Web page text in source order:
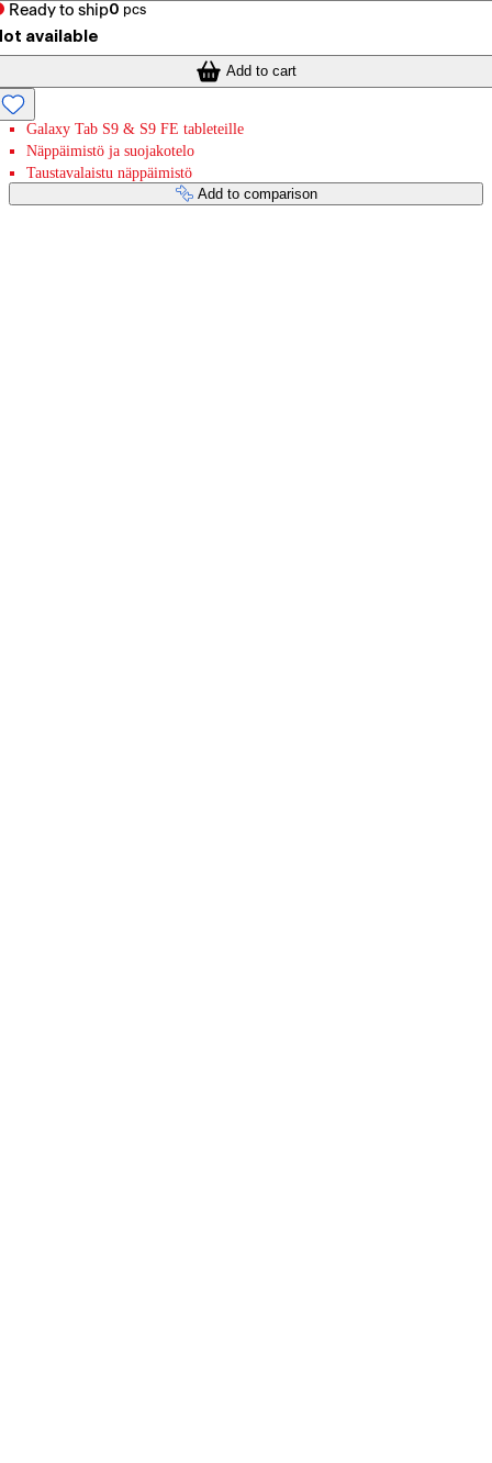
Ready to ship0 pcs
available
Add to cart
Galaxy Tab S9 & S9 FE tableteille
Näppäimistö ja suojakotelo
Taustavalaistu näppäimistö
Add to comparison